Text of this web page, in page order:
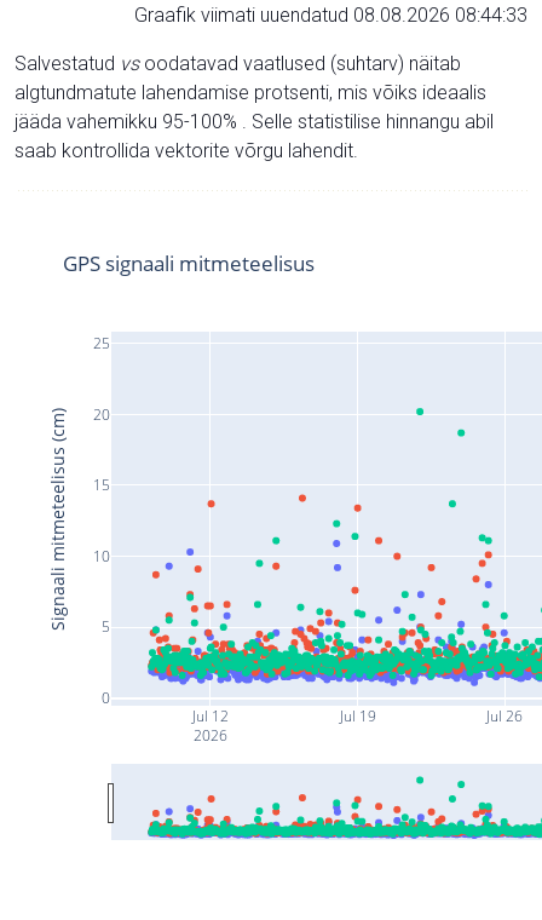
Graafik viimati uuendatud 08.08.2026 08:44:33
Salvestatud vsoodatavad vaatlused (suhtarv) näitab
algtundmatute lahendamise protsenti, mis võiks ideaalis
jääda vahemikku 95-100% . Selle statistilise hinnangu abil
saab kontrollida vektorite võrgu lahendit.
Jul 12
2026
Jul 19 Jul 26
0
5
10
15
20
25
GPS signaali mitmeteelisus
Signaali mitmeteelisus (cm)